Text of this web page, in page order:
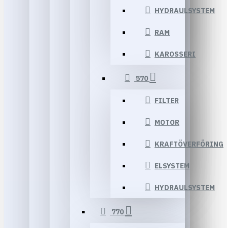
HYDRAULSYSTEM
RAM
KAROSSERI
570
FILTER
MOTOR
KRAFTÖVERFÖRING
ELSYSTEM
HYDRAULSYSTEM
770